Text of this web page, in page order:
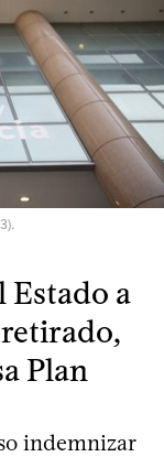
Estado a
Plan
indemnizar